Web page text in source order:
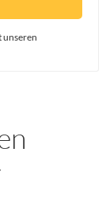
unseren